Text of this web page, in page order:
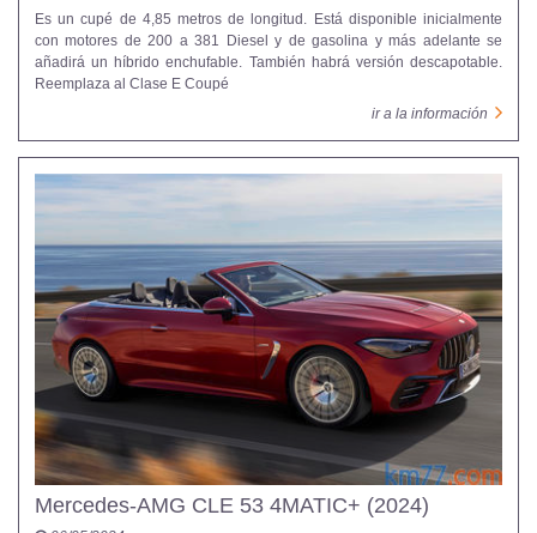
Es un cupé de 4,85 metros de longitud. Está disponible inicialmente
con motores de 200 a 381 Diesel y de gasolina y más adelante se
añadirá un híbrido enchufable. También habrá versión descapotable.
Reemplaza al Clase E Coupé
ir a la información
Mercedes-AMG CLE 53 4MATIC+ (2024)